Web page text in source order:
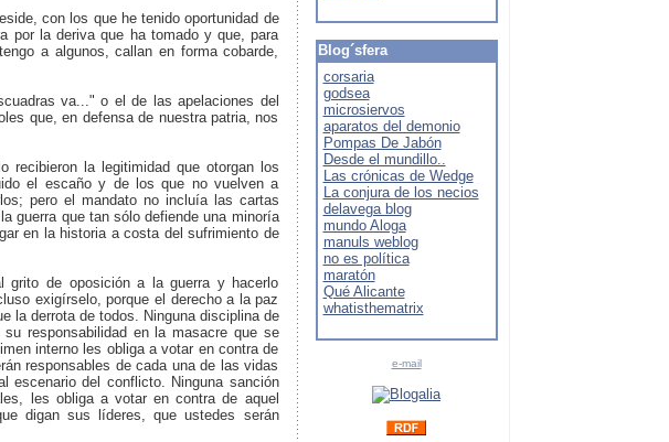
con los que he tenido oportunidad de
por la deriva que ha tomado y que, para
a algunos, callan en forma cobarde,
va..." o el de las apelaciones del
que, en defensa de nuestra patria, nos
recibieron la legitimidad que otorgan los
el escaño y de los que no vuelven a
pero el mandato no incluía las cartas
guerra que tan sólo defiende una minoría
en la historia a costa del sufrimiento de
grito de oposición a la guerra y hacerlo
exigírselo, porque el derecho a la paz
la derrota de todos. Ninguna disciplina de
responsabilidad en la masacre que se
interno les obliga a votar en contra de
responsables de cada una de las vidas
escenario del conflicto. Ninguna sanción
les obliga a votar en contra de aquel
digan sus líderes, que ustedes serán
Blog´sfera
corsaria
godsea
microsiervos
aparatos del demonio
Pompas De Jabón
Desde el mundillo..
Las crónicas de Wedge
La conjura de los necios
delavega blog
mundo Aloga
manuls weblog
no es política
maratón
Qué Alicante
whatisthematrix
e-mail